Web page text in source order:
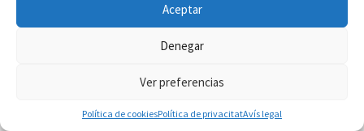
Aceptar
Denegar
Ver preferencias
Política de cookiesPolítica de privacitatAvís legal
El fons artístic del MACVAC
s’exposa en la UPV amb l’exposició
contemporánea”